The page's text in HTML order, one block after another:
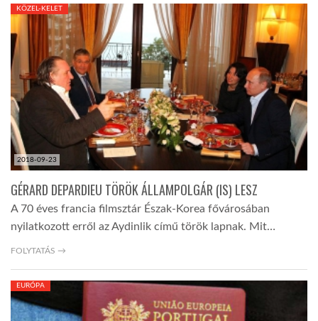
2018-09-23
KÖZEL-KELET
GÉRARD DEPARDIEU TÖRÖK ÁLLAMPOLGÁR (IS) LESZ
A 70 éves francia filmsztár Észak-Korea fővárosában
nyilatkozott erről az Aydinlik című török lapnak. Mit…
FOLYTATÁS →
EURÓPA